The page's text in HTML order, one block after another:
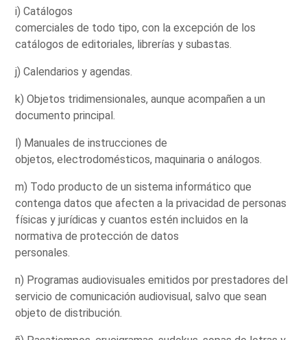
i) Catálogos
comerciales de todo tipo, con la excepción de los
catálogos de editoriales, librerías y subastas.
j) Calendarios y agendas.
k) Objetos tridimensionales, aunque acompañen a un
documento principal.
l) Manuales de instrucciones de
objetos, electrodomésticos, maquinaria o análogos.
m) Todo producto de un sistema informático que
contenga datos que afecten a la privacidad de personas
físicas y jurídicas y cuantos estén incluidos en la
normativa de protección de datos
personales.
n) Programas audiovisuales emitidos por prestadores del
servicio de comunicación audiovisual, salvo que sean
objeto de distribución.